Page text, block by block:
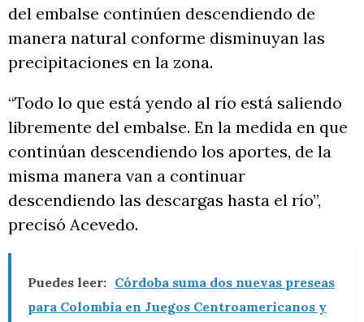
del embalse continúen descendiendo de
manera natural conforme disminuyan las
precipitaciones en la zona.
“Todo lo que está yendo al río está saliendo
libremente del embalse. En la medida en que
continúan descendiendo los aportes, de la
misma manera van a continuar
descendiendo las descargas hasta el río”,
precisó Acevedo.
Puedes leer: Córdoba suma dos nuevas preseas
para Colombia en Juegos Centroamericanos y